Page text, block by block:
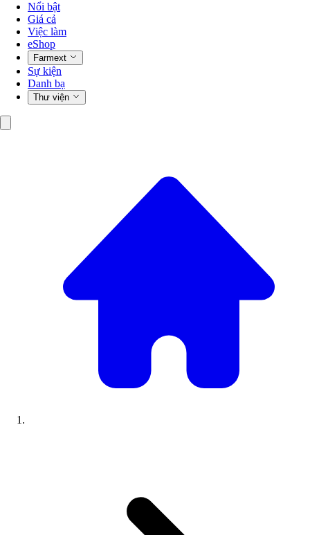
Nổi bật
Giá cả
Việc làm
eShop
Farmext
Sự kiện
Danh bạ
Thư viện